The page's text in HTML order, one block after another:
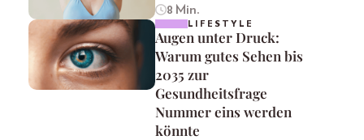
8 Min.
LIFESTYLE
Augen unter Druck:
Warum gutes Sehen bis
2035 zur
Gesundheitsfrage
Nummer eins werden
könnte